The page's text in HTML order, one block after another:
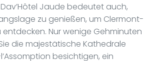
Jaude bedeutet auch,
zu genießen, um Clermont-
entdecken. Nur wenige Gehminuten
die majestätische Kathedrale
besichtigen, ein